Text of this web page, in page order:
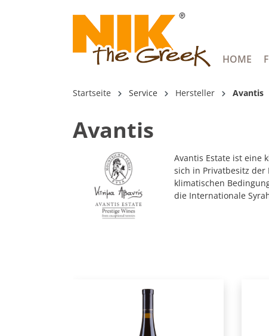
Zur Hauptnavigation springen
HOME
Startseite Service Hersteller Avantis
Avantis
Avantis Estate ist eine
sich in Privatbesitz
klimatischen
die Internationale